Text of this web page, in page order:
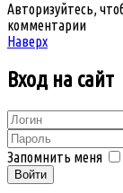
Авторизуйтесь,
комментарии
Наверх
Вход на сайт
Запомнить меня
Войти